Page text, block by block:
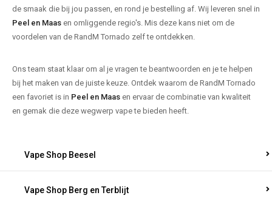
de smaak die bij jou passen, en rond je bestelling af. Wij leveren snel in
Peel en Maas en omliggende regio's. Mis deze kans niet om de
voordelen van de RandM Tornado zelf te ontdekken.
Ons team staat klaar om al je vragen te beantwoorden en je te helpen
bij het maken van de juiste keuze. Ontdek waarom de RandM Tornado
een favoriet is in Peel en Maas en ervaar de combinatie van kwaliteit
en gemak die deze wegwerp vape te bieden heeft.
Vape Shop Beesel
Vape Shop Berg en Terblijt